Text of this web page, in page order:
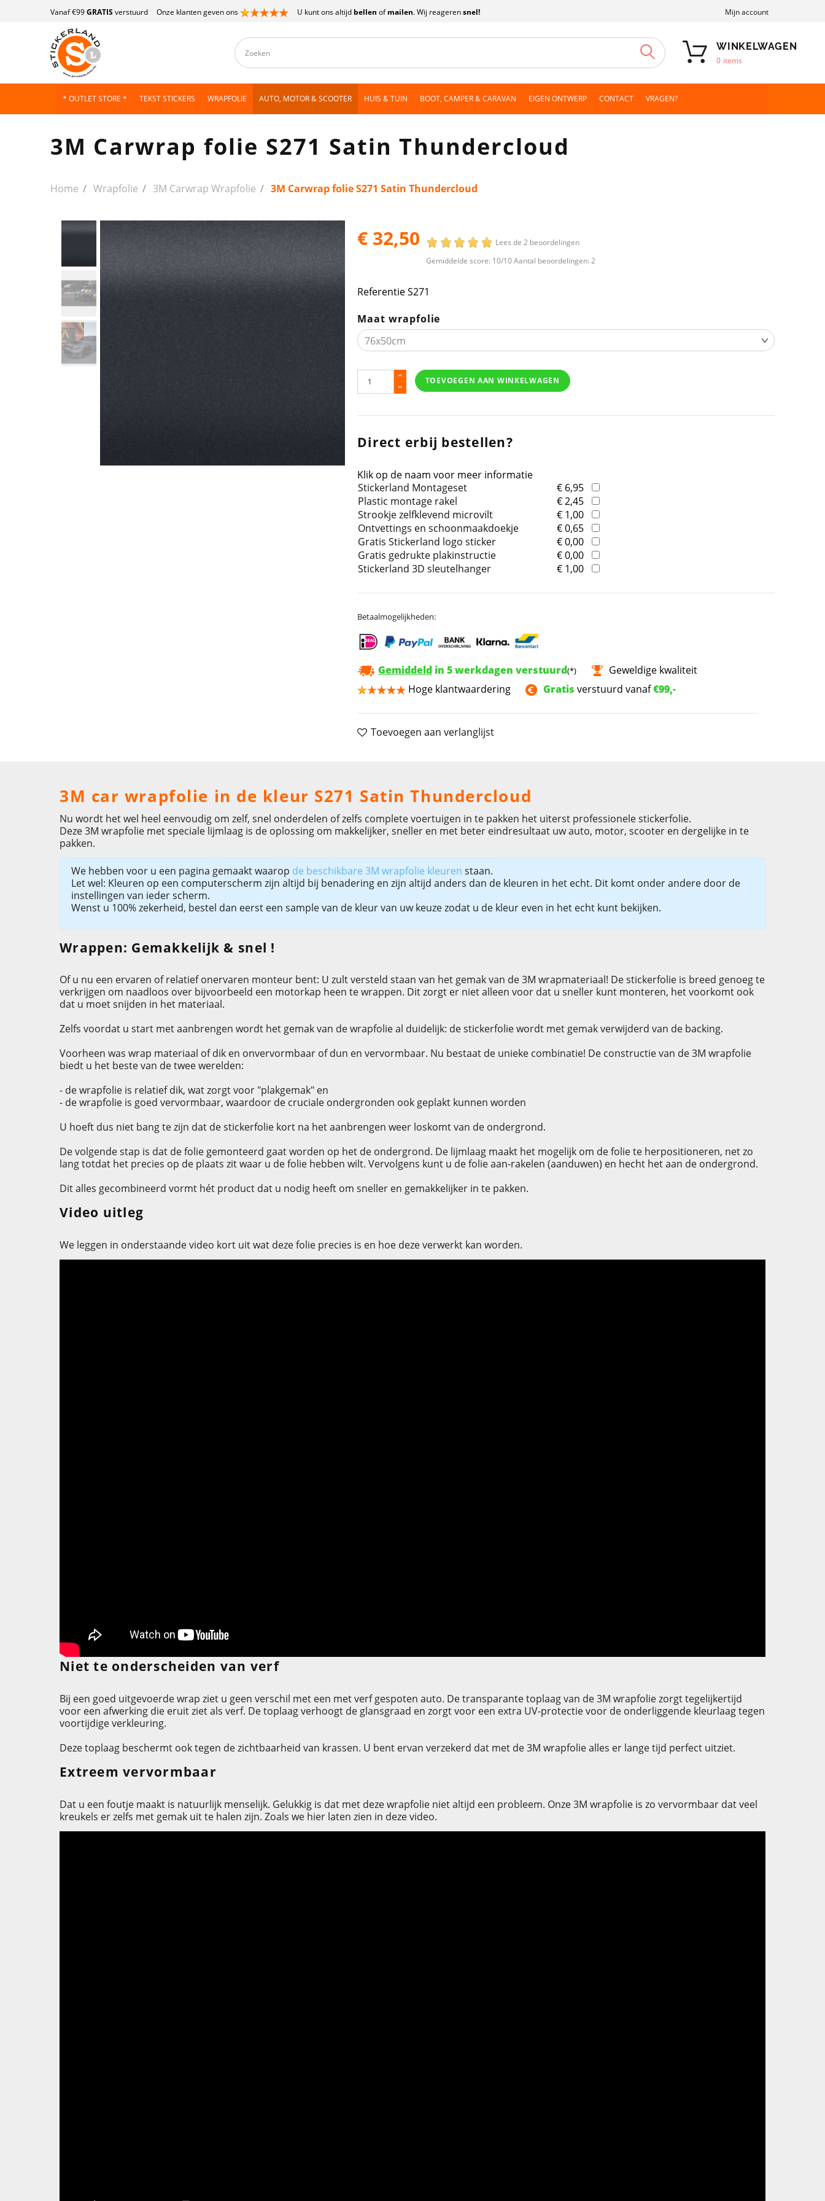
Vanaf €99GRATIS verstuurd Onze klanten geven ons U kunt ons altijd bellen ofmailen. Wij reagerensnel! Mijn account
ZOEKEN WINKELWAGEN
0 items
* OUTLET STORE * TEKST STICKERS WRAPFOLIE AUTO, MOTOR & SCOOTER HUIS & TUIN BOOT, CAMPER & CARAVAN EIGEN ONTWERP CONTACT VRAGEN?
3M Carwrap folie S271 Satin Thundercloud
Home Wrapfolie 3M Carwrap Wrapfolie 3M Carwrap folie S271 Satin Thundercloud
€ 32,50
Lees de 2 beoordelingen
Gemiddelde score: 10/10 Aantal beoordelingen: 2
ReferentieS271
Maat wrapfolie
TOEVOEGEN AAN WINKELWAGEN
Direct erbij bestellen?
Klik op de naam voor meer informatie
Stickerland Montageset
€ 6,95
Plastic montage rakel
€ 2,45
Strookje zelfklevend microvilt
€ 1,00
Ontvettings en schoonmaakdoekje
€ 0,65
Gratis Stickerland logo sticker
€ 0,00
Gratis gedrukte plakinstructie
€ 0,00
Stickerland 3D sleutelhanger
€ 1,00
Betaalmogelijkheden:
Gemiddeld in 5 werkdagen verstuurd(*)
Geweldige kwaliteit
Hoge klantwaardering
Gratis verstuurd vanaf€99,-
Toevoegen aan verlanglijst
3M car wrapfolie in de kleur S271 Satin Thundercloud
Nu wordt het wel heel eenvoudig om zelf, snel onderdelen of zelfs complete voertuigen in te pakken het uiterst professionele stickerfolie.
Deze 3M wrapfolie met speciale lijmlaag is de oplossing om makkelijker, sneller en met beter eindresultaat uw auto, motor, scooter en dergelijke in te
pakken.
We hebben voor u een pagina gemaakt waarop de beschikbare 3M wrapfolie kleuren staan.
Let wel: Kleuren op een computerscherm zijn altijd bij benadering en zijn altijd anders dan de kleuren in het echt. Dit komt onder andere door de
instellingen van ieder scherm.
Wenst u 100% zekerheid, bestel dan eerst een sample van de kleur van uw keuze zodat u de kleur even in het echt kunt bekijken.
Wrappen: Gemakkelijk & snel !
Of u nu een ervaren of relatief onervaren monteur bent: U zult versteld staan van het gemak van de 3M wrapmateriaal! De stickerfolie is breed genoeg te
verkrijgen om naadloos over bijvoorbeeld een motorkap heen te wrappen. Dit zorgt er niet alleen voor dat u sneller kunt monteren, het voorkomt ook
dat u moet snijden in het materiaal.
Zelfs voordat u start met aanbrengen wordt het gemak van de wrapfolie al duidelijk: de stickerfolie wordt met gemak verwijderd van de backing.
Voorheen was wrap materiaal of dik en onvervormbaar of dun en vervormbaar. Nu bestaat de unieke combinatie! De constructie van de 3M wrapfolie
biedt u het beste van de twee werelden:
- de wrapfolie is relatief dik, wat zorgt voor "plakgemak" en
- de wrapfolie is goed vervormbaar, waardoor de cruciale ondergronden ook geplakt kunnen worden
U hoeft dus niet bang te zijn dat de stickerfolie kort na het aanbrengen weer loskomt van de ondergrond.
De volgende stap is dat de folie gemonteerd gaat worden op het de ondergrond. De lijmlaag maakt het mogelijk om de folie te herpositioneren, net zo
lang totdat het precies op de plaats zit waar u de folie hebben wilt. Vervolgens kunt u de folie aan-rakelen (aanduwen) en hecht het aan de ondergrond.
Dit alles gecombineerd vormt hét product dat u nodig heeft om sneller en gemakkelijker in te pakken.
Video uitleg
We leggen in onderstaande video kort uit wat deze folie precies is en hoe deze verwerkt kan worden.
Niet te onderscheiden van verf
Bij een goed uitgevoerde wrap ziet u geen verschil met een met verf gespoten auto. De transparante toplaag van de 3M wrapfolie zorgt tegelijkertijd
voor een afwerking die eruit ziet als verf. De toplaag verhoogt de glansgraad en zorgt voor een extra UV-protectie voor de onderliggende kleurlaag tegen
voortijdige verkleuring.
Deze toplaag beschermt ook tegen de zichtbaarheid van krassen. U bent ervan verzekerd dat met de 3M wrapfolie alles er lange tijd perfect uitziet.
Extreem vervormbaar
Dat u een foutje maakt is natuurlijk menselijk. Gelukkig is dat met deze wrapfolie niet altijd een probleem. Onze 3M wrapfolie is zo vervormbaar dat veel
kreukels er zelfs met gemak uit te halen zijn. Zoals we hier laten zien in deze video.